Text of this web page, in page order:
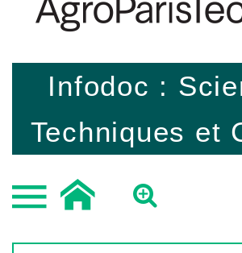
Infodoc :
Techniques et